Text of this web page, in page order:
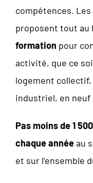
compétences. Les
proposent tout au
formation pour
activité, que ce
logement
industriel, en neuf
Pas moins de 1
chaque annéeau
et sur l’ensemble